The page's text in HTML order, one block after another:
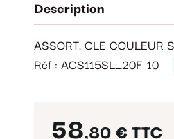
Description
ASSORT. CLE COULEUR
Réf : ACS115SL_20F-10
58,80 € TTC